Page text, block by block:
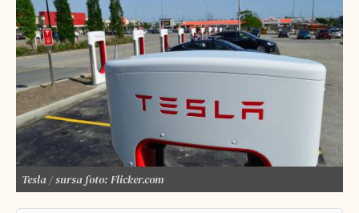
Tesla / sursa foto: Flicker.com